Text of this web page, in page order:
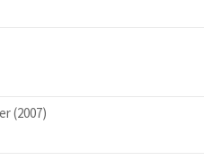
(2007)